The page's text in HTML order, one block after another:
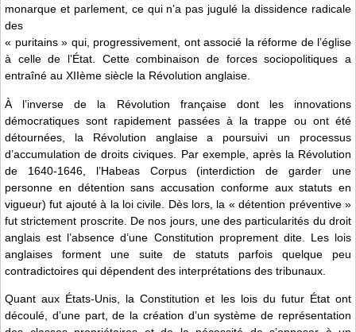
monarque et parlement, ce qui n’a pas jugulé la dissidence radicale
des
« puritains » qui, progressivement, ont associé la réforme de l’église
à celle de l’État. Cette combinaison de forces sociopolitiques a
entraîné au XIIème siècle la Révolution anglaise.
À l’inverse de la Révolution française dont les innovations
démocratiques sont rapidement passées à la trappe ou ont été
détournées, la Révolution anglaise a poursuivi un processus
d’accumulation de droits civiques. Par exemple, après la Révolution
de 1640-1646, l’Habeas Corpus (interdiction de garder une
personne en détention sans accusation conforme aux statuts en
vigueur) fut ajouté à la loi civile. Dès lors, la « détention préventive »
fut strictement proscrite. De nos jours, une des particularités du droit
anglais est l’absence d’une Constitution proprement dite. Les lois
anglaises forment une suite de statuts parfois quelque peu
contradictoires qui dépendent des interprétations des tribunaux.
Quant aux États-Unis, la Constitution et les lois du futur État ont
découlé, d’une part, de la création d’un système de représentation